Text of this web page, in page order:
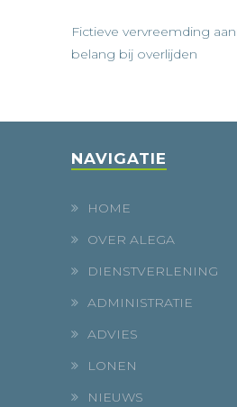
Fictieve vervreemding
belang bij overlijden
NAVIGATIE
HOME
OVER ALEGA
DIENSTVERLENING
ADMINISTRATIE
ADVIES
LONEN
NIEUWS